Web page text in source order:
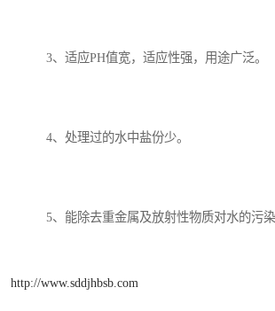
3、适应PH值宽，适应性强，用途广泛。
4、处理过的水中盐份少。
5、能除去重金属及放射性物质对水的污染
http://www.sddjhbsb.com